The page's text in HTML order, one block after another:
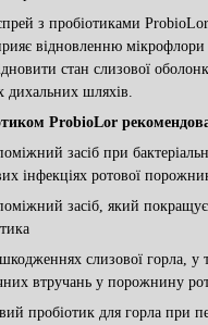
з пробіотиками
відновленню мікрофлори
стан слизової
дихальних шляхів.
ProbioLor
засіб при
інфекціях ротової
засіб, який
слизової горла, у
втручань у порожнину
пробіотик для горла при